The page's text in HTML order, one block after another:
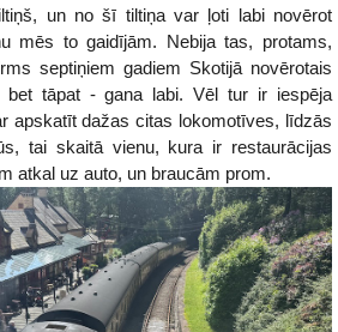
un no šī tiltiņa var ļoti labi novērot
mēs to gaidījām. Nebija tas, protams,
septiņiem gadiem Skotijā novērotais
bet tāpat - gana labi. Vēl tur ir iespēja
apskatīt dažas citas lokomotīves, līdzās
tai skaitā vienu, kura ir restaurācijas
atkal uz auto, un braucām prom.